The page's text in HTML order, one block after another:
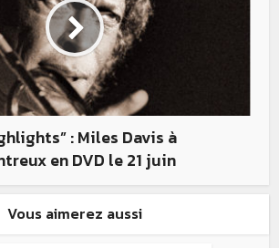
: Miles Davis à
en DVD le 21 juin
Vous aimerez aussi